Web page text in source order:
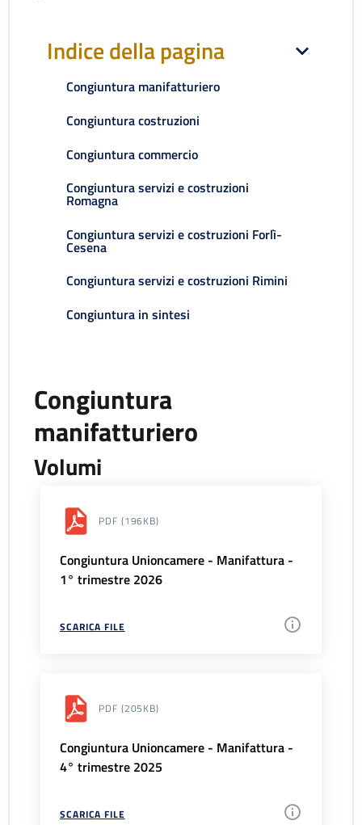
Indice della pagina
Congiuntura manifatturiero
Congiuntura costruzioni
Congiuntura commercio
Congiuntura servizi e costruzioni
Romagna
Congiuntura servizi e costruzioni Forlì-
Cesena
Congiuntura servizi e costruzioni Rimini
Congiuntura in sintesi
Congiuntura
manifatturiero
Volumi
PDF (196KB)
Congiuntura Unioncamere - Manifattura -
1° trimestre 2026
SCARICA FILE
PDF (205KB)
Congiuntura Unioncamere - Manifattura -
4° trimestre 2025
SCARICA FILE